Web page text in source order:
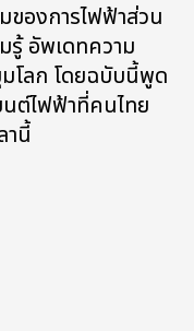
ของการไฟฟ้าส่วน
รู้ อัพเดทความ
โลก โดยฉบับนี้พูด
นต์ไฟฟ้าที่คนไทย
านี้